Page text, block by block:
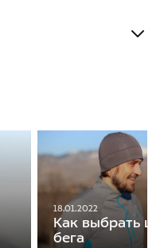
18.01.2022
Как выбрать
бега